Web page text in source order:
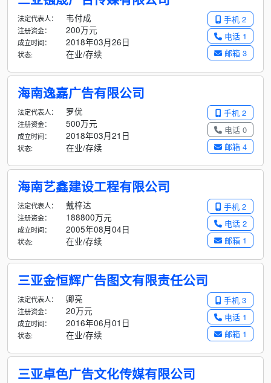
手机 2
电话 1
邮箱 3
法定代表人： 韦付成
注册资金： 200万元
成立时间： 2018年03月26日
状态: 在业/存续
海南逸嘉广告有限公司
手机 2
电话 0
邮箱 4
法定代表人： 罗优
注册资金： 500万元
成立时间： 2018年03月21日
状态: 在业/存续
海南艺鑫建设工程有限公司
手机 2
电话 2
邮箱 1
法定代表人： 戴梓达
注册资金： 188800万元
成立时间： 2005年08月04日
状态: 在业/存续
三亚金恒辉广告图文有限责任公司
手机 3
电话 1
邮箱 1
法定代表人： 卿亮
注册资金： 20万元
成立时间： 2016年06月01日
状态: 在业/存续
三亚卓色广告文化传媒有限公司